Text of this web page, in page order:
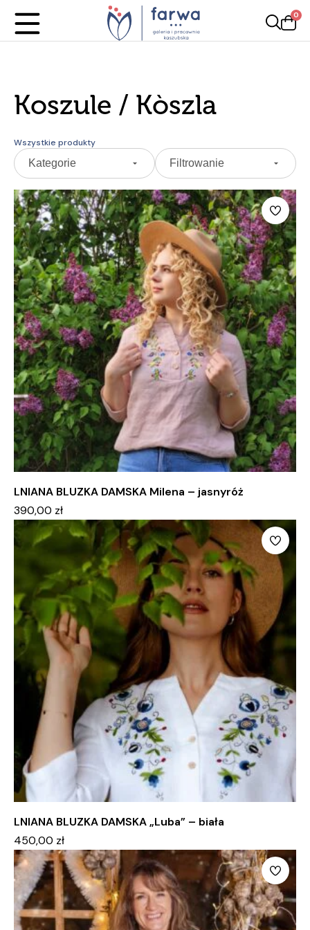
0
Koszule / Kòszla
Wszystkie produkty
Kategorie Filtrowanie
LNIANA BLUZKA DAMSKA Milena – jasnyróż
390,00 zł
LNIANA BLUZKA DAMSKA „Luba” – biała
450,00 zł